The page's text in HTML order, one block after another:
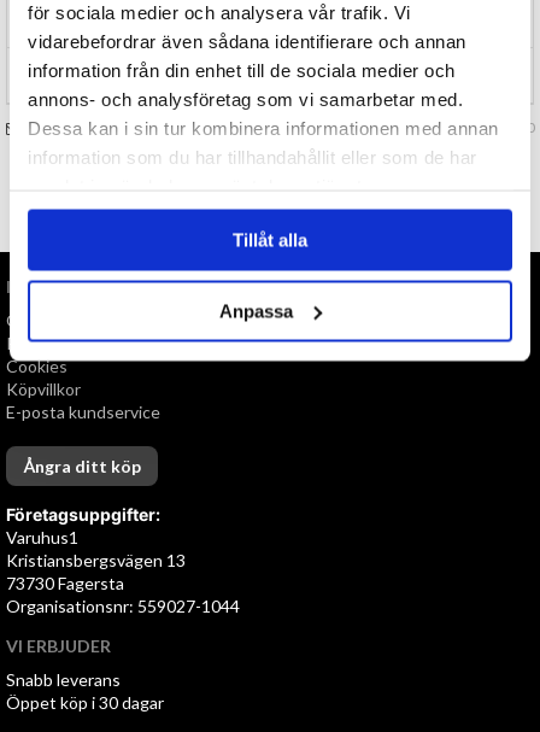
för sociala medier och analysera vår trafik. Vi
vidarebefordrar även sådana identifierare och annan
information från din enhet till de sociala medier och
annons- och analysföretag som vi samarbetar med.
Dessa kan i sin tur kombinera informationen med annan
information som du har tillhandahållit eller som de har
Tillåt alla
Anpassa
RECENSIONER (0)
TIPSA
FRÅGA OSS OM VARAN Art. nr 134830
TILL TOPPEN
INFORMATION
Om oss
Personuppgiftspolicy
Cookies
Köpvillkor
E-posta kundservice
Ångra ditt köp
Företagsuppgifter:
Varuhus1
Kristiansbergsvägen 13
73730 Fagersta
Organisationsnr: 559027-1044
VI ERBJUDER
Snabb leverans
Öppet köp i 30 dagar